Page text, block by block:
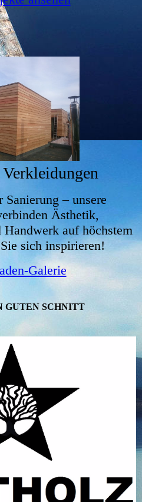
Sanierung – unsere
Ästhetik,
auf höchstem
sich inspirieren!
Galerie
GUTEN SCHNITT